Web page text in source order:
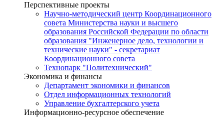
Перспективные проекты
Научно-методический центр Координационного
совета Министерства науки и высшего
образования Российской Федерации по области
образования "Инженерное дело, технологии и
технические науки" - секретариат
Координационного совета
Технопарк "Политехнический"
Экономика и финансы
Департамент экономики и финансов
Отдел информационных технологий
Управление бухгалтерского учета
Информационно-ресурсное обеспечение